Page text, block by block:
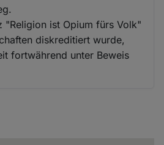
"Religion ist Opium fürs Volk"
diskreditiert wurde,
fortwährend unter Beweis